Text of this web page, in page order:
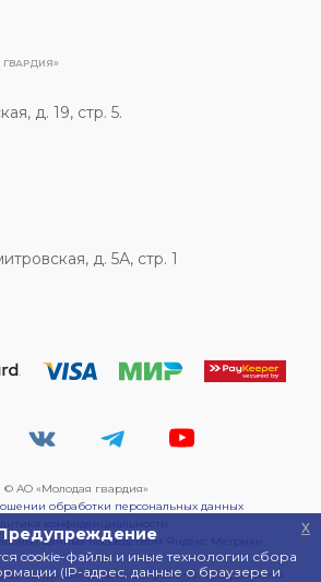
д. 19, стр. 5.
д. 5А, стр. 1
© АО «Молодая гвардия»
обработки персональных данных
данных посредством Яндекс Метрики
находящиеся на сайте gvardiya.ru, охраняются
cookie-файлы и иные технологии сбора
(IP-адрес, данные о браузере и
x